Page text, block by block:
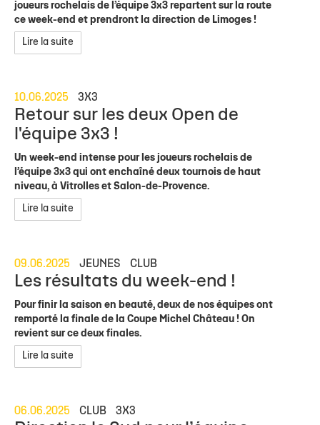
joueurs rochelais de l’équipe 3x3 repartent sur la route
ce week-end et prendront la direction de Limoges !
Lire la suite
10.06.2025 3X3
Retour sur les deux Open de
l'équipe 3x3 !
Un week-end intense pour les joueurs rochelais de
l’équipe 3x3 qui ont enchaîné deux tournois de haut
niveau, à Vitrolles et Salon-de-Provence.
Lire la suite
09.06.2025 JEUNES CLUB
Les résultats du week-end !
Pour finir la saison en beauté, deux de nos équipes ont
remporté la finale de la Coupe Michel Château ! On
revient sur ce deux finales.
Lire la suite
06.06.2025 CLUB 3X3